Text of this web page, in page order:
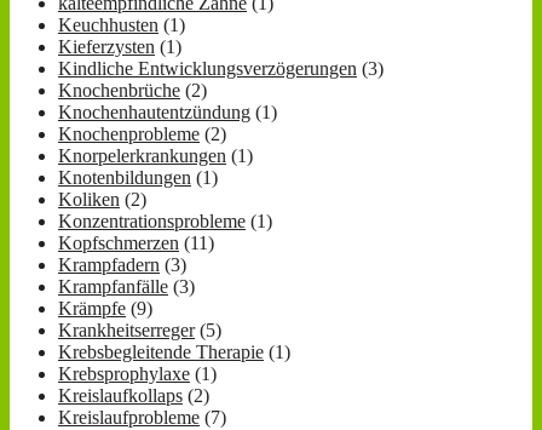
Keuchhusten (1)
Kieferzysten (1)
Kindliche Entwicklungsverzögerungen (3)
Knochenbrüche (2)
Knochenhautentzündung (1)
Knochenprobleme (2)
Knorpelerkrankungen (1)
Knotenbildungen (1)
Koliken (2)
Konzentrationsprobleme (1)
Kopfschmerzen (11)
Krampfadern (3)
Krampfanfälle (3)
Krämpfe (9)
Krankheitserreger(5)
Krebsbegleitende Therapie (1)
Krebsprophylaxe (1)
Kreislaufkollaps (2)
Kreislaufprobleme (7)